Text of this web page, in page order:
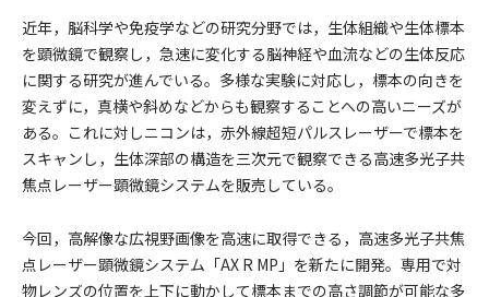
近年，脳科学や免疫学などの研究分野では，生体組織や生体標本
を顕微鏡で観察し，急速に変化する脳神経や血流などの生体反応
に関する研究が進んでいる。多様な実験に対応し，標本の向きを
変えずに，真横や斜めなどからも観察することへの高いニーズが
ある。これに対しニコンは，赤外線超短パルスレーザーで標本を
スキャンし，生体深部の構造を三次元で観察できる高速多光子共
焦点レーザー顕微鏡システムを販売している。
今回，高解像な広視野画像を高速に取得できる，高速多光子共焦
点レーザー顕微鏡システム「AX R MP」を新たに開発。専用で対
物レンズの位置を上下に動かして標本までの高さ調節が可能な多